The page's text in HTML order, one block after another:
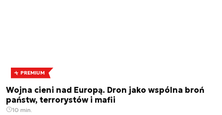
PREMIUM
Wojna cieni nad Europą. Dron jako wspólna broń
państw, terrorystów i mafii
10 min.